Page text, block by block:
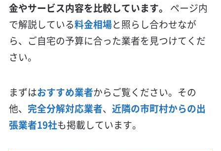
金やサービス内容を比較しています。
ページ内
で解説している料金相場と照らし合わせなが
ら、ご自宅の予算に合った業者を見つけてくだ
さい。
まずはおすすめ業者からご覧ください。その
他、 完全分解対応業者、 近隣の市町村からの出
張業者19社も掲載しています。